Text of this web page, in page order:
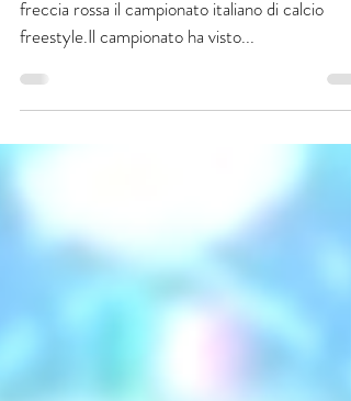
si è svolto oggi a Brescia al centro commerciale
freccia rossa il campionato italiano di calcio
freestyle.Il campionato ha visto...